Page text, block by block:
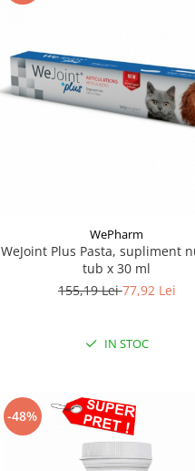
WePharm
WeJoint Plus Pasta, supliment
tub x 30 ml
155,19 Lei77,92 Lei
IN STOC
-48%